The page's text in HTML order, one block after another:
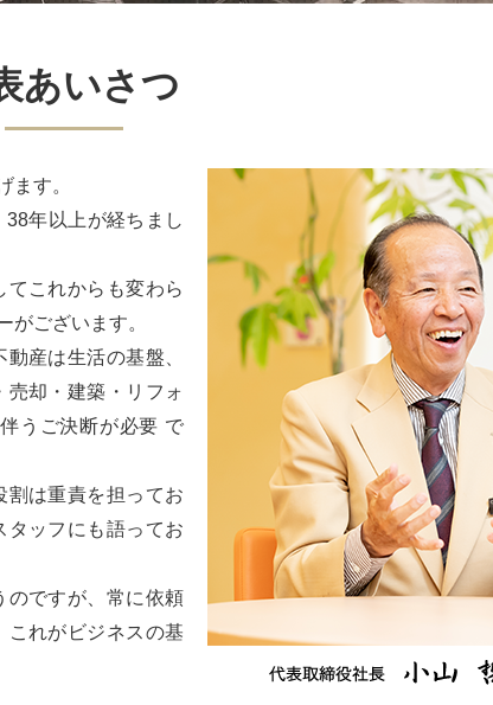
あいさつ
ます。
年以上が経ちまし
てこれからも変わら
がございます。
産は生活の基盤、
却・建築・リフォ
うご決断が必要 で
割は重責を担ってお
タッフにも語ってお
のですが、常に依頼
これがビジネスの基